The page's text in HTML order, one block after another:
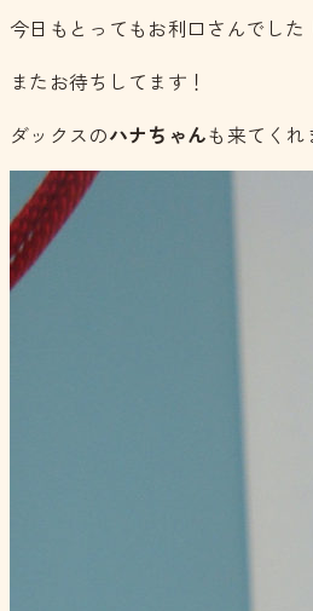
今日もとってもお利口さんでした
またお待ちしてます！
ダックスのハナちゃんも来てくれ